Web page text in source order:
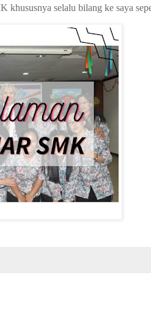
khususnya selalu bilang ke saya